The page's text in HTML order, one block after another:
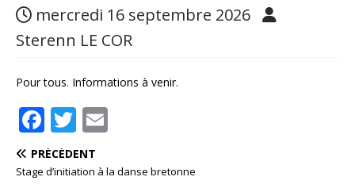
mercredi 16 septembre 2026
Sterenn LE COR
Pour tous. Informations à venir.
F
a
c
T
w
it ai
PRÉCÉDENT
Stage d’initiation à la danse bretonne